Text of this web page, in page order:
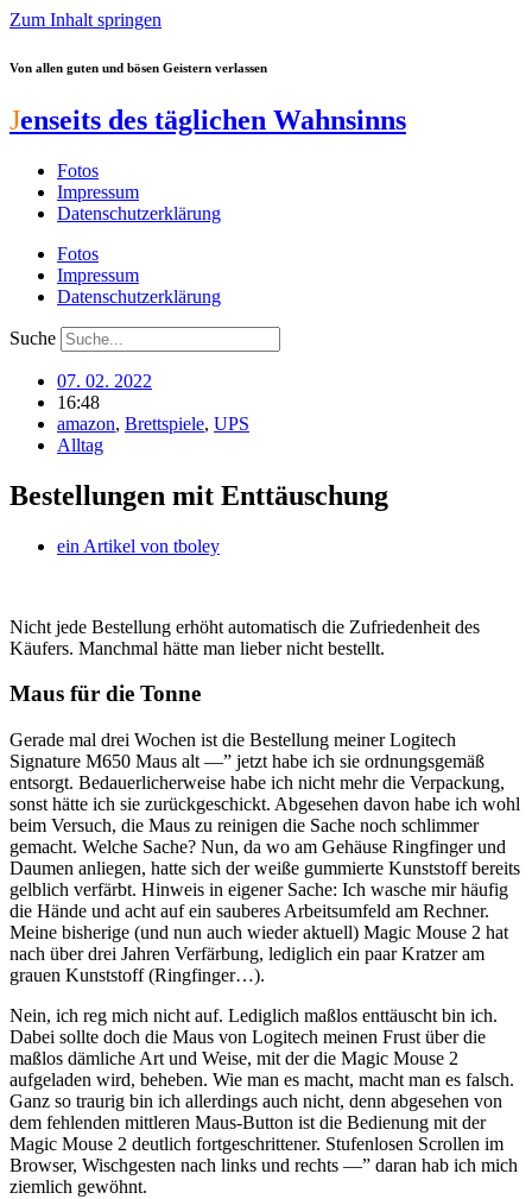
Zum Inhalt springen
Von allen guten und bösen Geistern verlassen
Jenseits des täglichen Wahnsinns
Fotos
Impressum
Datenschutzerklärung
Fotos
Impressum
Datenschutzerklärung
Suche
07. 02. 2022
16:48
amazon, Brettspiele, UPS
Alltag
Bestellungen mit Enttäuschung
ein Artikel von tboley
Nicht jede Bestellung erhöht automatisch die Zufriedenheit des
Käufers. Manchmal hätte man lieber nicht bestellt.
Maus für die Tonne
Gerade mal drei Wochen ist die Bestellung meiner Logitech
Signature M650 Maus alt —” jetzt habe ich sie ordnungsgemäß
entsorgt. Bedauerlicherweise habe ich nicht mehr die Verpackung,
sonst hätte ich sie zurückgeschickt. Abgesehen davon habe ich wohl
beim Versuch, die Maus zu reinigen die Sache noch schlimmer
gemacht. Welche Sache? Nun, da wo am Gehäuse Ringfinger und
Daumen anliegen, hatte sich der weiße gummierte Kunststoff bereits
gelblich verfärbt. Hinweis in eigener Sache: Ich wasche mir häufig
die Hände und acht auf ein sauberes Arbeitsumfeld am Rechner.
Meine bisherige (und nun auch wieder aktuell) Magic Mouse 2 hat
nach über drei Jahren Verfärbung, lediglich ein paar Kratzer am
grauen Kunststoff (Ringfinger…).
Nein, ich reg mich nicht auf. Lediglich maßlos enttäuscht bin ich.
Dabei sollte doch die Maus von Logitech meinen Frust über die
maßlos dämliche Art und Weise, mit der die Magic Mouse 2
aufgeladen wird, beheben. Wie man es macht, macht man es falsch.
Ganz so traurig bin ich allerdings auch nicht, denn abgesehen von
dem fehlenden mittleren Maus-Button ist die Bedienung mit der
Magic Mouse 2 deutlich fortgeschrittener. Stufenlosen Scrollen im
Browser, Wischgesten nach links und rechts —” daran hab ich mich
ziemlich gewöhnt.